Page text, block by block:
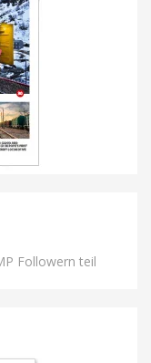
Followern teil